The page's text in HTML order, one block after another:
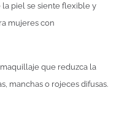
la piel se siente flexible y
mujeres con
que reduzca la
manchas o rojeces difusas.